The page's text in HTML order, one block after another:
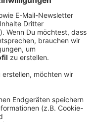
Tagebuch, das
bietet.
Deutsch. Die
um sich den
sich in der
jedoch immer noch
den beiden Orten.